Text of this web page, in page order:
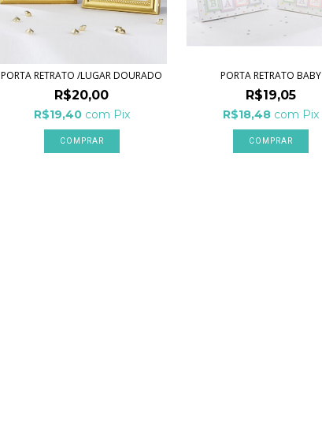
PORTA RETRATO /LUGAR DOURADO
R$20,00
R$19,40 com Pix
PORTA RETRATO BABY
R$19,05
R$18,48 com Pix